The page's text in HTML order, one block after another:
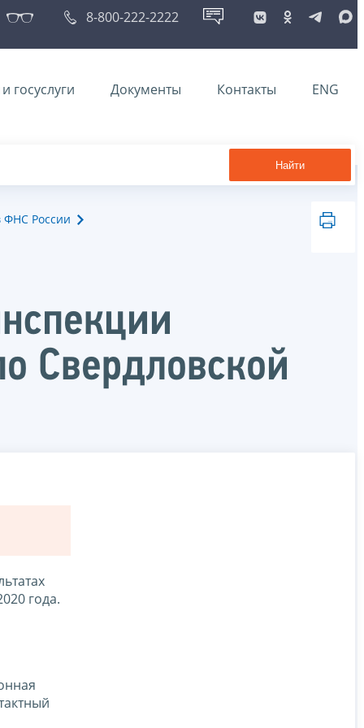
8-800-222-2222
госуслуги Документы Контакты ENG
Найти
ФНС России
Свердловской
года.